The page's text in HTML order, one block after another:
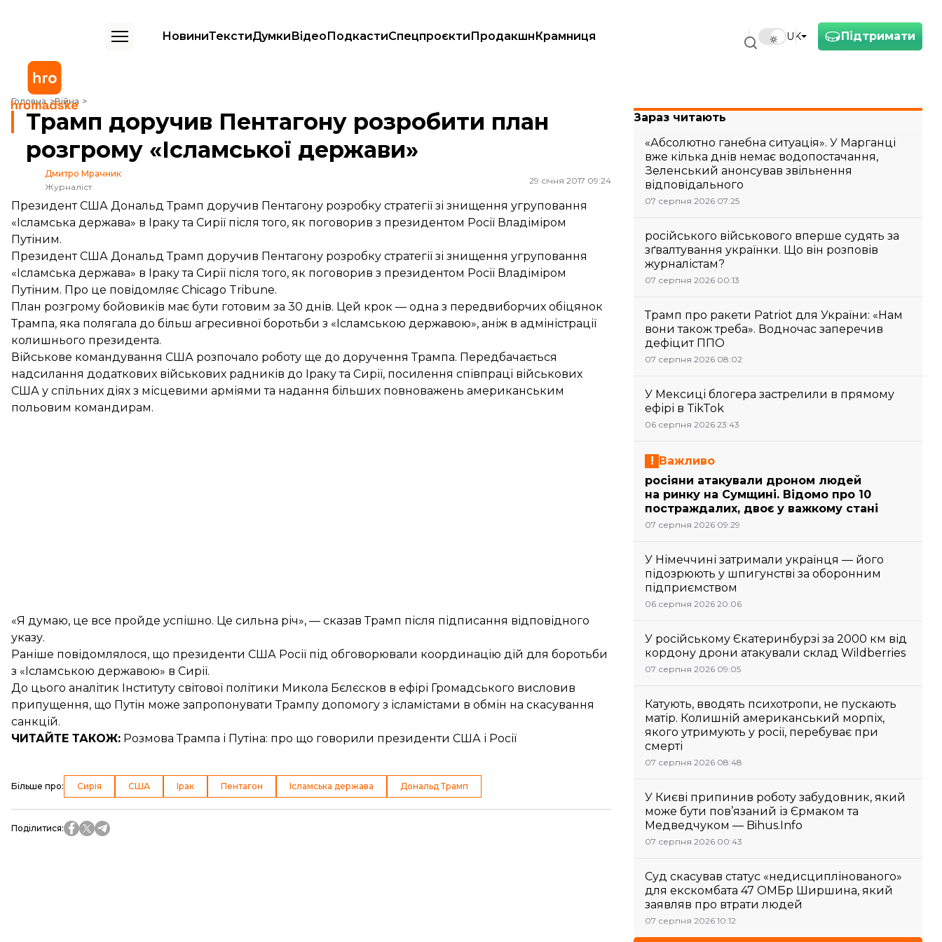
Підтримати
UK
НовиниТекстиДумкиВідеоПодкастиСпецпроєктиПродакшнКрамниця
Головна Війна
Трамп доручив Пентагону розробити план розгрому «Ісламської держави»
Трамп доручив Пентагону розробити план
розгрому «Ісламської держави»
Дмитро Мрачник
Журналіст
29 січня 2017 09:24
Президент США Дональд Трамп доручив Пентагону розробку стратегії зі знищення угруповання
«Ісламська держава» в Іраку та Сирії після того, як поговорив з президентом Росії Владіміром
Путіним.
Президент США Дональд Трамп доручив Пентагону розробку стратегії зі знищення угруповання
«Ісламська держава» в Іраку та Сирії після того, як поговорив з президентом Росії Владіміром
Путіним. Про це повідомляє Chicago Tribune.
План розгрому бойовиків має бути готовим за 30 днів. Цей крок — одна з передвиборчих обіцянок
Трампа, яка полягала до більш агресивної боротьби з «Ісламською державою», аніж в адміністрації
колишнього президента.
Військове командування США розпочало роботу ще до доручення Трампа. Передбачається
надсилання додаткових військових радників до Іраку та Сирії, посилення співпраці військових
США у спільних діях з місцевими арміями та надання більших повноважень американським
польовим командирам.
«Я думаю, це все пройде успішно. Це сильна річ», — сказав Трамп після підписання відповідного
указу.
Раніше повідомлялося, що президенти США Росії під обговорювали координацію дій для боротьби
з «Ісламською державою» в Сирії.
До цього аналітик Інституту світової політики Микола Бєлєсков в ефірі Громадського висловив
припущення, що Путін може запропонувати Трампу допомогу з ісламістами в обмін на скасування
санкцій.
ЧИТАЙТЕ ТАКОЖ: Розмова Трампа і Путіна: про що говорили президенти США і Росії
Більше про: Сирія США Ірак Пентагон Ісламська держава Дональд Трамп
Поділитися:
Зараз читають
«Абсолютно ганебна ситуація». У Марганці
вже кілька днів немає водопостачання,
Зеленський анонсував звільнення
відповідального
07 серпня 2026 07:25
російського військового вперше судять за
зґвалтування українки. Що він розповів
журналістам?
07 серпня 2026 00:13
Трамп про ракети Patriot для України: «Нам
вони також треба». Водночас заперечив
дефіцит ППО
07 серпня 2026 08:02
У Мексиці блогера застрелили в прямому
ефірі в TikTok
06 серпня 2026 23:43
Важливо
росіяни атакували дроном людей
на ринку на Сумщині. Відомо про 10
постраждалих, двоє у важкому стані
07 серпня 2026 09:29
У Німеччині затримали українця — його
підозрюють у шпигунстві за оборонним
підприємством
06 серпня 2026 20:06
У російському Єкатеринбурзі за 2000 км від
кордону дрони атакували склад Wildberries
07 серпня 2026 09:05
Катують, вводять психотропи, не пускають
матір. Колишній американський морпіх,
якого утримують у росії, перебуває при
смерті
07 серпня 2026 08:48
У Києві припинив роботу забудовник, який
може бути пов’язаний із Єрмаком та
Медведчуком — Bihus.Info
07 серпня 2026 00:43
Суд скасував статус «недисциплінованого»
для екскомбата 47 ОМБр Ширшина, який
заявляв про втрати людей
07 серпня 2026 10:12